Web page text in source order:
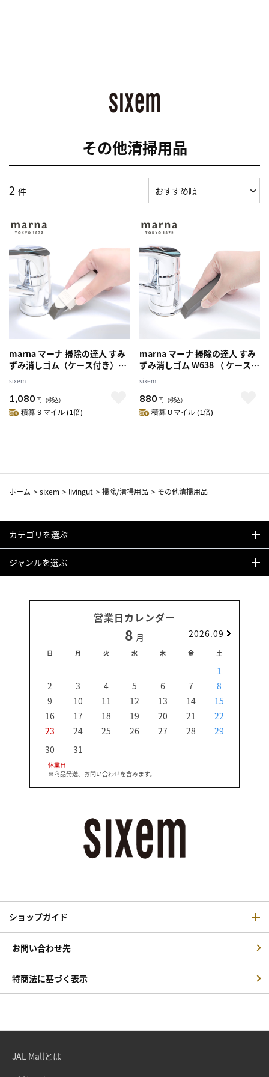
その他清掃用品
2 件
marna マーナ 掃除の達人 すみ
ずみ消しゴム（ケース付き）
W637 （ ケース付き 隅 角 掃除
溝 隙間 汚れ 水アカ 黒ズミ よご
れ 落とす 落ちる 磨く 浴室 コン
sixem
1,080 円 （税込）
積算 9 マイル (1倍)
marna マーナ 掃除の達人 すみ
ずみ消しゴム W638 （ ケースな
し 隅 角 掃除 そうじ ゴム タイル
黒ズミ よごれ 落とす 落ちる 磨
く 浴室 コンロ周り お風呂掃除
sixem
880 円 （税込）
積算 8 マイル (1倍)
ホーム >sixem > livingut >掃除/清掃用品 > その他清掃用品
カテゴリを選ぶ
ジャンルを選ぶ
営業日カレンダー
8 月 2026.09
日 月 火 水 木 金 土
1
2
3 4 5 6 7
8
9
10 11 12 13 14
15
16
17 18 19 20 21
22
23
24 25 26 27 28
29
30
31
休業日
※商品発送、お問い合わせを含みます。
ショップガイド
お問い合わせ先
特商法に基づく表示
JAL Mallとは